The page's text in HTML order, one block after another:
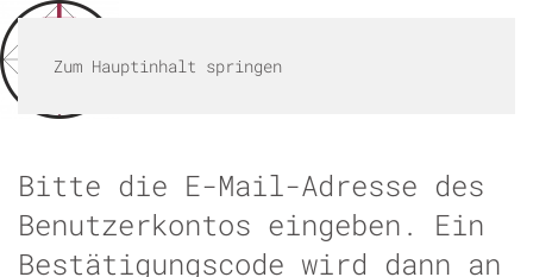
Zum Hauptinhalt springen
Bitte die E-Mail-Adresse des
Benutzerkontos eingeben. Ein
Bestätigungscode wird dann an